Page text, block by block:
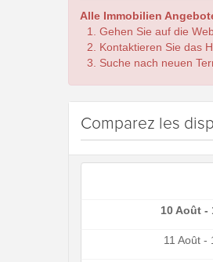
Alle Immobilien
Gehen Sie auf die
Kontaktieren Sie das
Suche nach neuen
Comparez les
10 Août -
11 Août -